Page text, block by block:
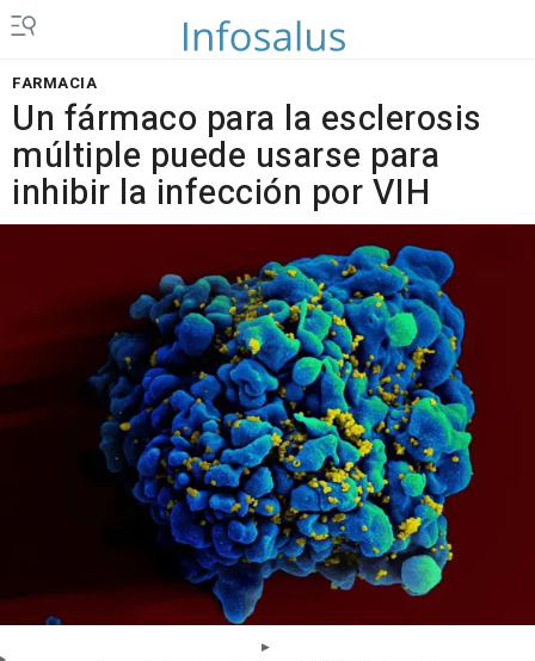
FARMACIA
Un fármaco para la esclerosis
múltiple puede usarse para
inhibir la infección por VIH